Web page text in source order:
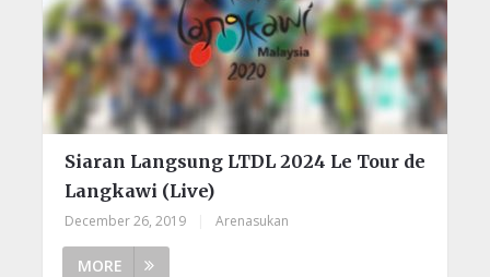
Siaran Langsung LTDL 2024 Le Tour de
Langkawi (Live)
December 26, 2019 Arenasukan
MORE